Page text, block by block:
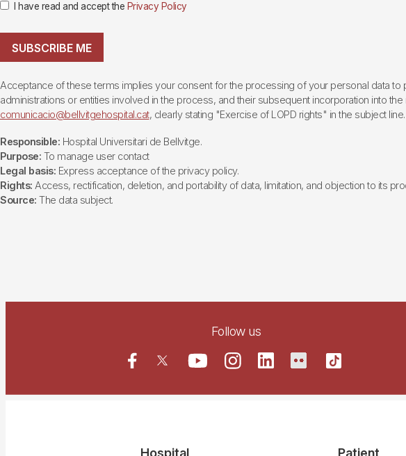
I have read and accept the Privacy Policy
SUBSCRIBE ME
Acceptance of these terms implies your consent for the processing of your personal data
administrations or entities involved in the process, and their subsequent incorporation into
comunicacio@bellvitgehospital.cat, clearly stating "Exercise of LOPD rights" in the subject line.
Responsible: Hospital Universitari de Bellvitge.
Purpose: To manage user contact
Legal basis: Express acceptance of the privacy policy.
Rights: Access, rectification, deletion, and portability of data, limitation, and objection to its
Source: The data subject.
Follow us
Hospital Patient